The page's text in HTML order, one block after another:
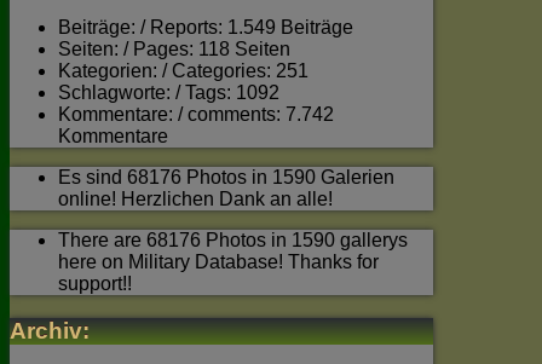
Beiträge: / Reports: 1.549 Beiträge
Seiten: / Pages: 118 Seiten
Kategorien: / Categories: 251
Schlagworte: / Tags: 1092
Kommentare: / comments: 7.742
Kommentare
Es sind 68176 Photos in 1590 Galerien
online! Herzlichen Dank an alle!
There are 68176 Photos in 1590 gallerys
here on Military Database! Thanks for
support!!
Archiv: